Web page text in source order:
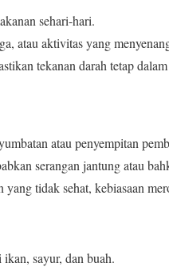
sehari-hari.
atau aktivitas yang
tekanan darah tetap
atau penyempitan
serangan jantung atau
yang tidak sehat, kebiasaan
sayur, dan buah.